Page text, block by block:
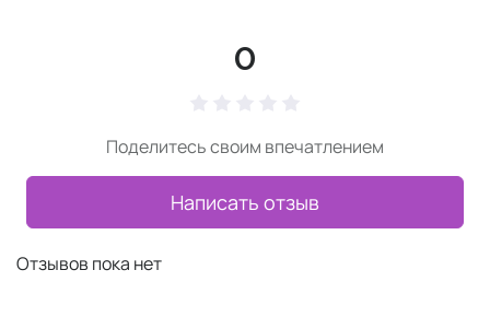
0
Поделитесь своим впечатлением
Написать отзыв
Отзывов пока нет